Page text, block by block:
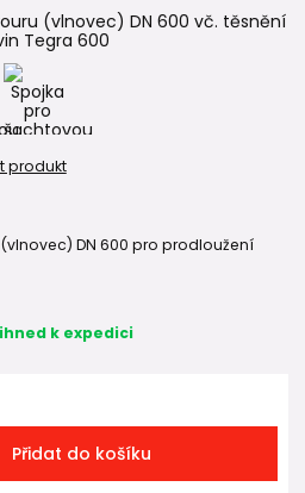
produkt
DN 600 pro prodloužení
k expedici
Přidat do košíku